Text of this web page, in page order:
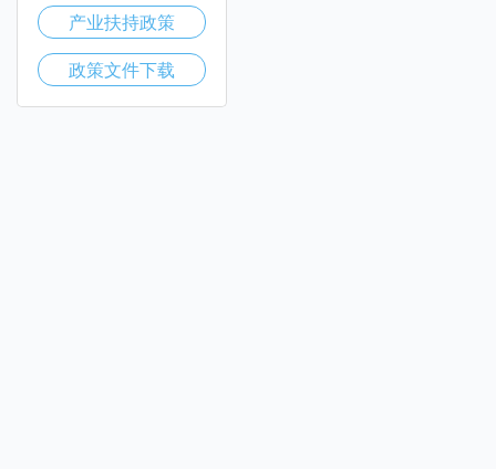
产业扶持政策
政策文件下载